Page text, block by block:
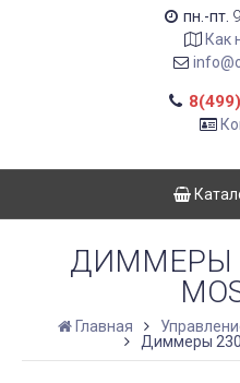
пн.-пт.
Как
ДИММЕРЫ
Главная
Диммеры